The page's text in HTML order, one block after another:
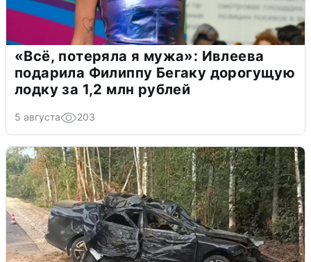
«Всё, потеряла я мужа»: Ивлеева
подарила Филиппу Бегаку дорогущую
лодку за 1,2 млн рублей
5 августа 203